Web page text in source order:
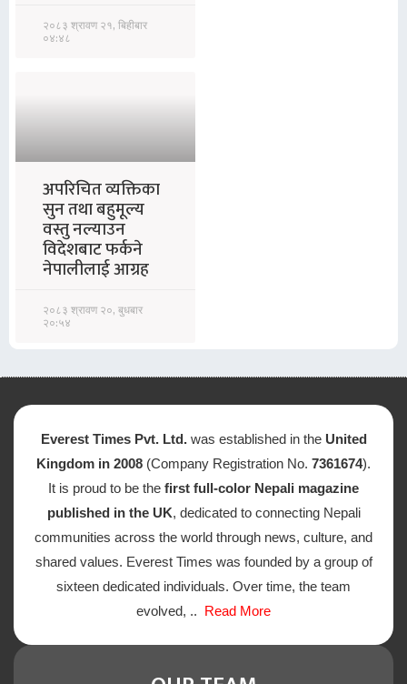
२०८३ श्रावण २१, बिहीबार
०४:४८
अपरिचित व्यक्तिका
सुन तथा बहुमूल्य
वस्तु नल्याउन
विदेशबाट फर्कने
नेपालीलाई आग्रह
२०८३ श्रावण २०, बुधबार
२०:५४
Everest Times Pvt. Ltd. was established in the United
Kingdom in 2008 (Company Registration No. 7361674).
It is proud to be the first full-color Nepali magazine
published in the UK, dedicated to connecting Nepali
communities across the world through news, culture, and
shared values. Everest Times was founded by a group of
sixteen dedicated individuals. Over time, the team
evolved, .. Read More